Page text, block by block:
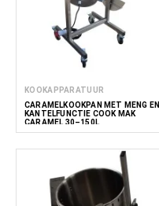
KOOKAPPARATUUR
CARAMELKOOKPAN MET MENG EN
KANTELFUNCTIE COOK MAK
CARAMEL 30–150L